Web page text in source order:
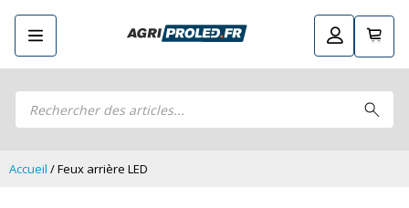
Recherche
produits
Guide LED
Composez votre propre kit LED
Retourner
Guide LED Composez votre propre kit LED
Phares de travail LED
Accueil / Feux arrière LED